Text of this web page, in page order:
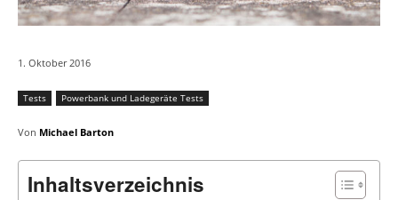
1. Oktober 2016
Tests Powerbank und Ladegeräte Tests
Von Michael Barton
Inhaltsverzeichnis